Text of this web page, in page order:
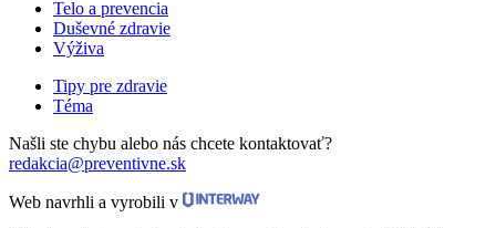
Telo a prevencia
Duševné zdravie
Výživa
Tipy pre zdravie
Téma
Našli ste chybu alebo nás chcete kontaktovať?
redakcia@preventivne.sk
Web navrhli a vyrobili v